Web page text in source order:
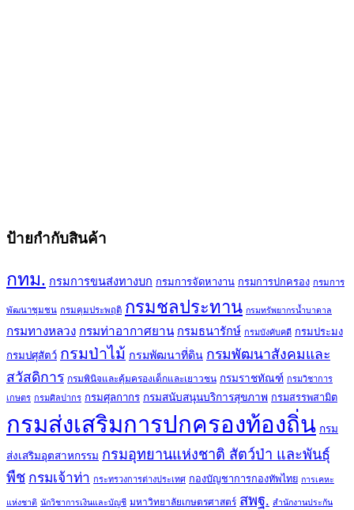
ป้ายกำกับสินค้า
กทม. กรมการขนส่งทางบก กรมการจัดหางาน กรมการปกครอง กรมการ
พัฒนาชุมชน กรมคุมประพฤติ กรมชลประทาน กรมทรัพยากรน้ำบาดาล
กรมทางหลวง กรมท่าอากาศยาน กรมธนารักษ์ กรมบังคับคดี กรมประมง
กรมปศุสัตว์ กรมป่าไม้ กรมพัฒนาที่ดิน กรมพัฒนาสังคมและ
สวัสดิการ กรมพินิจและคุ้มครองเด็กและเยาวชน กรมราชทัณฑ์ กรมวิชาการ
เกษตร กรมศิลปากร กรมศุลกากร กรมสนับสนุนบริการสุขภาพ กรมสรรพสามิต
กรมส่งเสริมการปกครองท้องถิ่น กรม
ส่งเสริมอุตสาหกรรม กรมอุทยานแห่งชาติ สัตว์ป่า และพันธุ์
พืช กรมเจ้าท่า กระทรวงการต่างประเทศ กองบัญชาการกองทัพไทย การเคหะ
แห่งชาติ นักวิชาการเงินและบัญชี มหาวิทยาลัยเกษตรศาสตร์ สพฐ. สำนักงานประกัน